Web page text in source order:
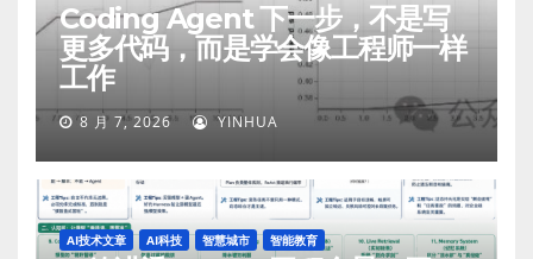
Coding Agent 下一步，不是写
更多代码，而是学会像工程师一样
工作
8 月 7, 2026 YINHUA
AI技术文章 AI科技 智慧城市 智能教育